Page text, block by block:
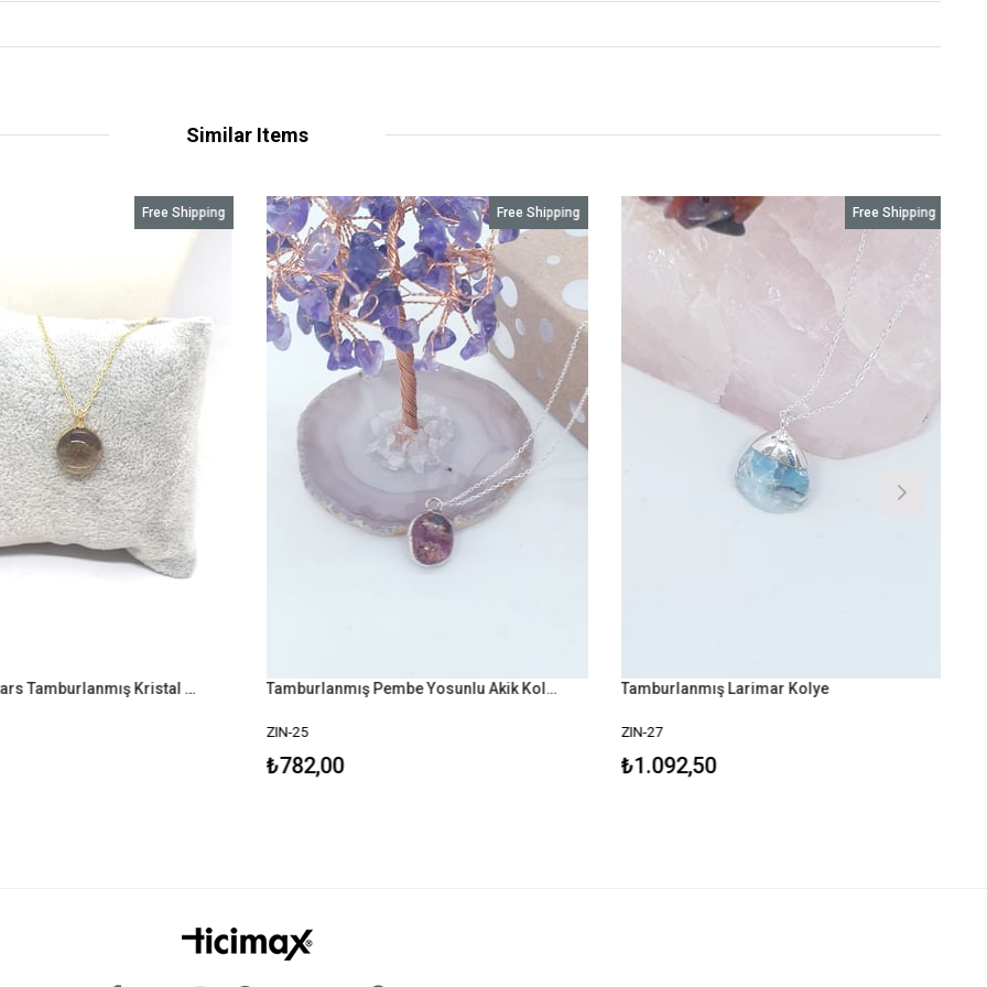
Similar Items
Dumanlı Kuvars Tamburlanmış Kristal Kolye
Free Shipping
Tamburlanmış Pembe Yosunlu Akik Kolye
ZIN-25
₺782,00
Free Shipping
Tamburlanmış Larimar Kolye
ZIN-27
₺1.092,50
Free Shipping